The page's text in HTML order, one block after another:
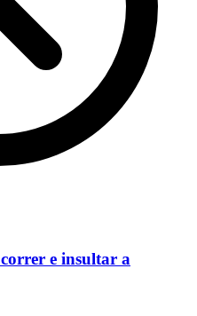
e insultar a